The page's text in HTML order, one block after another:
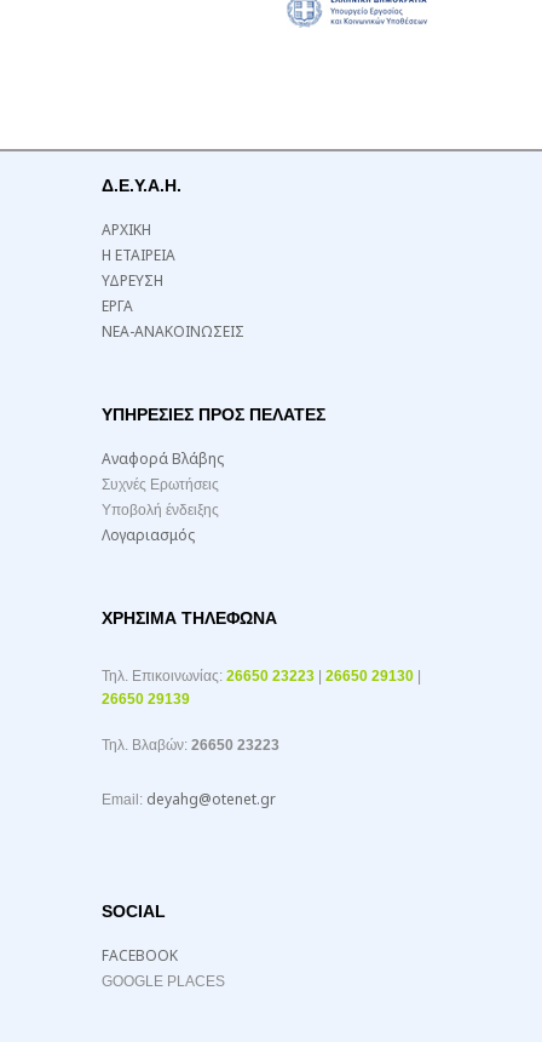
Δ.Ε.Υ.Α.Η.
ΑΡΧΙΚΗ
Η ΕΤΑΙΡΕΙΑ
ΥΔΡΕΥΣΗ
ΕΡΓΑ
ΝΕΑ-ΑΝΑΚΟΙΝΩΣΕΙΣ
ΥΠΗΡΕΣΙΕΣ ΠΡΟΣ ΠΕΛΑΤΕΣ
Αναφορά Βλάβης
Συχνές Ερωτήσεις
Υποβολή ένδειξης
Λογαριασμός
ΧΡΉΣΙΜΑ ΤΗΛΈΦΩΝΑ
Τηλ. Επικοινωνίας: 26650 23223 26650 29130
26650 29139
Τηλ. Βλαβών: 26650 23223
Email: deyahg@otenet.gr
SOCIAL
FACEBOOK
GOOGLE PLACES